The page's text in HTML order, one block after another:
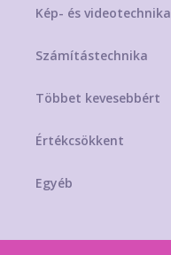
Kép- és videotechnika
Számítástechnika
Többet kevesebbért
Értékcsökkent
Egyéb